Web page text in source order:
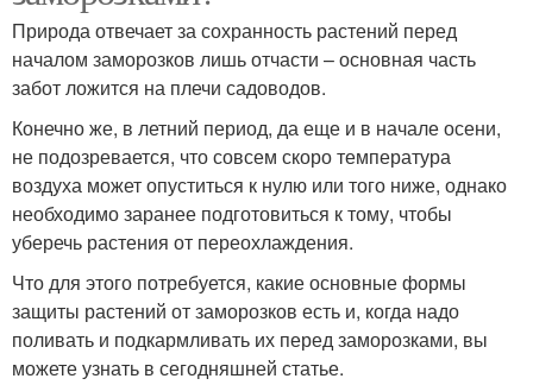
Природа отвечает за сохранность растений перед
началом заморозков лишь отчасти – основная часть
забот ложится на плечи садоводов.
Конечно же, в летний период, да еще и в начале осени,
не подозревается, что совсем скоро температура
воздуха может опуститься к нулю или того ниже, однако
необходимо заранее подготовиться к тому, чтобы
уберечь растения от переохлаждения.
Что для этого потребуется, какие основные формы
защиты растений от заморозков есть и, когда надо
поливать и подкармливать их перед заморозками, вы
можете узнать в сегодняшней статье.